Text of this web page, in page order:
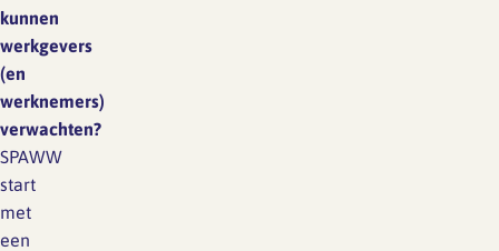
kunnen
werkgevers
(en
werknemers)
verwachten?
SPAWW
start
met
een